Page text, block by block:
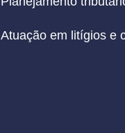
Atuação em litígios e